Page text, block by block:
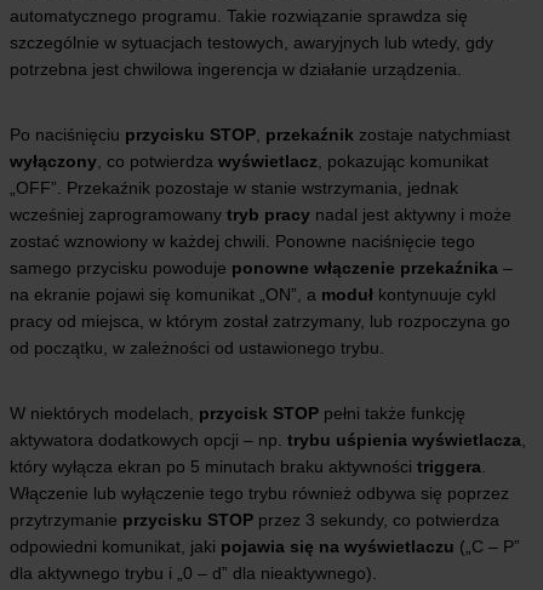
automatycznego programu. Takie rozwiązanie sprawdza się
szczególnie w sytuacjach testowych, awaryjnych lub wtedy, gdy
potrzebna jest chwilowa ingerencja w działanie urządzenia.
Po naciśnięciu przycisku STOP przekaźnik zostaje natychmiast
wyłączony , co potwierdza wyświetlacz , pokazując komunikat
„OFF”. Przekaźnik pozostaje w stanie wstrzymania, jednak
wcześniej zaprogramowany tryb pracy nadal jest aktywny i może
zostać wznowiony w każdej chwili. Ponowne naciśnięcie tego
samego przycisku powoduje ponowne włączenie przekaźnika –
na ekranie pojawi się komunikat „ON”, a moduł kontynuuje cykl
pracy od miejsca, w którym został zatrzymany, lub rozpoczyna go
od początku, w zależności od ustawionego trybu.
W niektórych modelach, przycisk STOP pełni także funkcję
aktywatora dodatkowych opcji – np. trybu uśpienia wyświetlacza
który wyłącza ekran po 5 minutach braku aktywności triggera
Włączenie lub wyłączenie tego trybu również odbywa się poprzez
przytrzymanie przycisku STOP przez 3 sekundy, co potwierdza
odpowiedni komunikat, jaki pojawia się na wyświetlaczu („C – P”
dla aktywnego trybu i „0 – d” dla nieaktywnego).